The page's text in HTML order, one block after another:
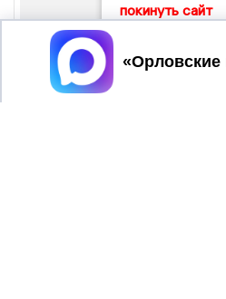
покинуть сайт
Принять